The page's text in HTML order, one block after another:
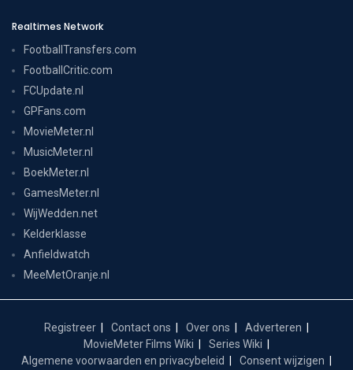
Realtimes Network
FootballTransfers.com
FootballCritic.com
FCUpdate.nl
GPFans.com
MovieMeter.nl
MusicMeter.nl
BoekMeter.nl
GamesMeter.nl
WijWedden.net
Kelderklasse
Anfieldwatch
MeeMetOranje.nl
Registreer Contact ons Over ons
Adverteren
MovieMeter Films Wiki
Series Wiki
Algemene voorwaarden en privacybeleid
Consent wijzigen